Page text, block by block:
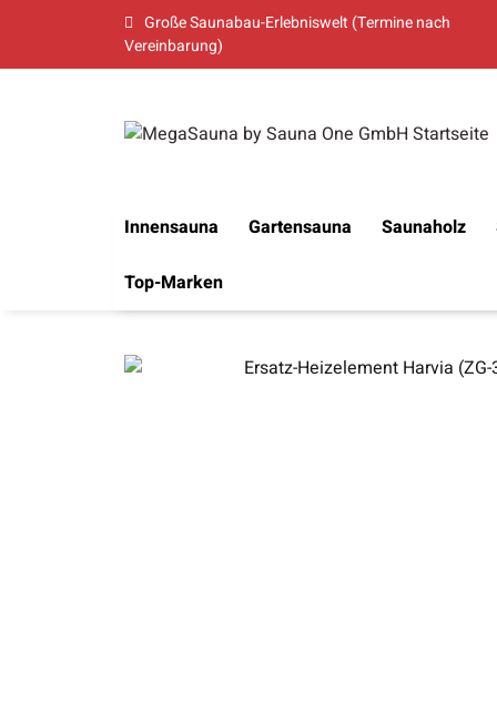
Große Saunabau-Erlebniswelt (Termine nach
Vereinbarung)
Innensauna Gartensauna Saunaholz
Top-Marken